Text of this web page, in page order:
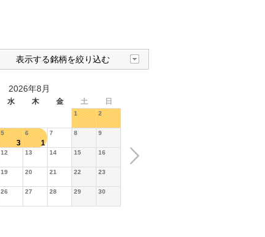
表示する銘柄を絞り込む
2026年8月
水 木 金 土 日
1 2
5
3
6
1
7 8 9
12 13 14 15 16
19 20 21 22 23
26 27 28 29 30